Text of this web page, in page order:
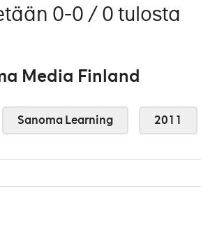
0-0 / 0 tulosta
Media Finland
Sanoma Learning 2011